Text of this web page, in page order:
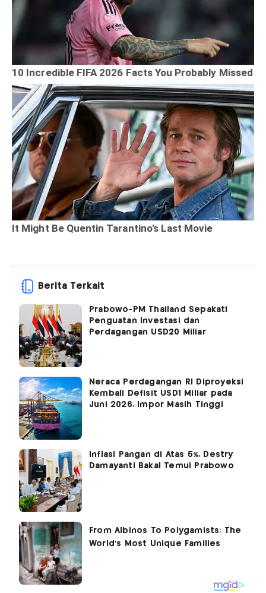
Berita Terkait
Prabowo-PM Thailand Sepakati
Penguatan Investasi dan
Perdagangan USD20 Miliar
Neraca Perdagangan RI Diproyeksi
Kembali Defisit USD1 Miliar pada
Juni 2026, Impor Masih Tinggi
Inflasi Pangan di Atas 5%, Destry
Damayanti Bakal Temui Prabowo